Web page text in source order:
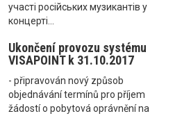
участі російських музикантів у
концерті...
Ukončení provozu systému
VISAPOINT k 31.10.2017
- připravován nový způsob
objednávání termínů pro příjem
žádostí o pobytová oprávnění na